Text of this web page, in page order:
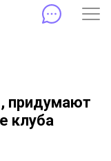
придумают
клуба